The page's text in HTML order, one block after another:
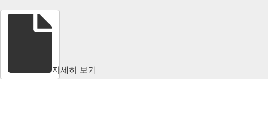
자세히 보기